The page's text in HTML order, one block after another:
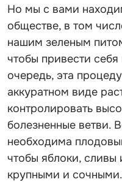
Но мы с вами
обществе, в том
нашим зеленым
чтобы привести
очередь, эта
аккуратном виде
контролировать
болезненные ветви.
необходима
чтобы яблоки,
крупными и